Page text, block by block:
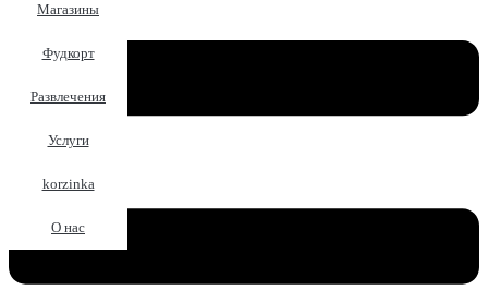
Магазины
Фудкорт
Развлечения
Услуги
korzinka
О нас